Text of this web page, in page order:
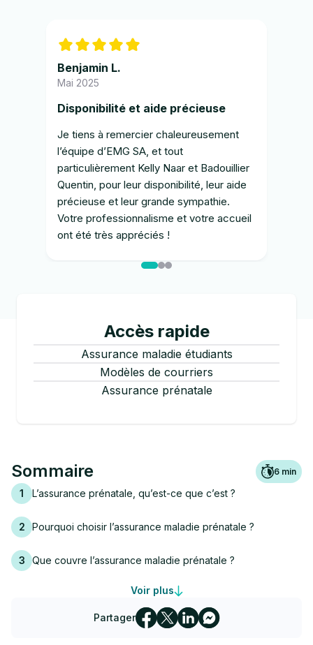
Benjamin L.
Mai 2025
Disponibilité et aide précieuse
Je tiens à remercier chaleureusement
l’équipe d’EMG SA, et tout
particulièrement Kelly Naar et Badouillier
Quentin, pour leur disponibilité, leur aide
précieuse et leur grande sympathie.
Votre professionnalisme et votre accueil
ont été très appréciés !
Accès rapide
Assurance maladie étudiants
Modèles de courriers
Assurance prénatale
Sommaire 6 min
1 L’assurance prénatale, qu’est-ce que c’est ?
2 Pourquoi choisir l’assurance maladie prénatale ?
3 Que couvre l’assurance maladie prénatale ?
Combien coûte l’assurance prénatale ?
Quand commence-t-on à payer l’assurance prénatale ?
Voir plus
Partager